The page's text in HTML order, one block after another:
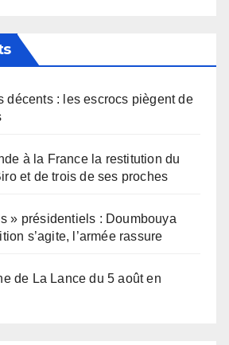
décents : les escrocs piègent de
à la France la restitution du
et de trois de ses proches
» présidentiels : Doumbouya
s’agite, l’armée rassure
de La Lance du 5 août en